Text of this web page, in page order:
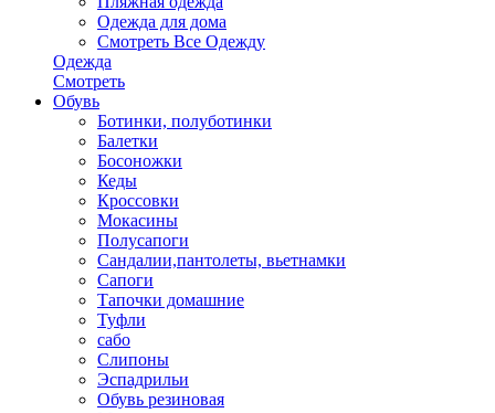
Одежда для дома
Смотреть Все Одежду
Одежда
Смотреть
Обувь
Ботинки, полуботинки
Балетки
Босоножки
Кеды
Кроссовки
Мокасины
Полусапоги
Сандалии,пантолеты, вьетнамки
Сапоги
Тапочки домашние
Туфли
сабо
Слипоны
Эспадрильи
Обувь резиновая